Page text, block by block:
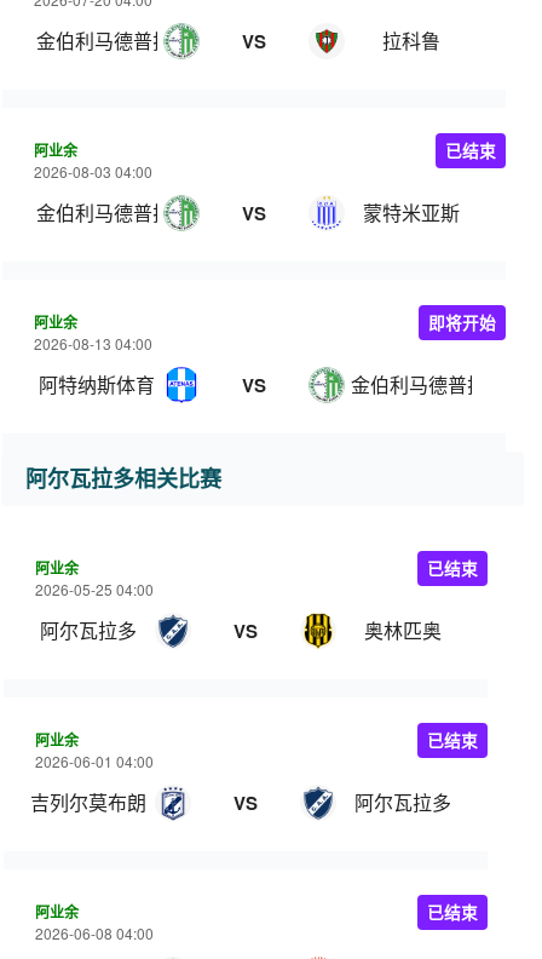
金伯利马德普拉塔 VS 拉科鲁
阿业余
2026-08-03 04:00
金伯利马德普拉塔 VS 蒙特米亚斯
已结束
阿业余
2026-08-13 04:00
阿特纳斯体育 VS 金伯利马德普拉塔
即将开始
阿尔瓦拉多相关比赛
阿业余
2026-05-25 04:00
阿尔瓦拉多 VS 奥林匹奥
已结束
阿业余
2026-06-01 04:00
吉列尔莫布朗 VS 阿尔瓦拉多
已结束
阿业余
2026-06-08 04:00
已结束